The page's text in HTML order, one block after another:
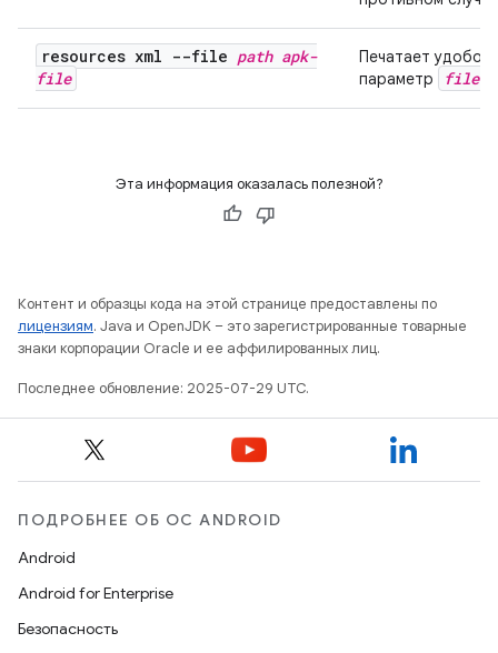
resources xml --file path apk-
file
Печатает
параметр
file
Эта информация оказалась полезной?
Контент и образцы кода на этой странице предоставлены по
лицензиям. Java и OpenJDK – это зарегистрированные товарные
знаки корпорации Oracle и ее аффилированных лиц.
Последнее обновление: 2025-07-29 UTC.
ПОДРОБНЕЕ ОБ ОС ANDROID
Android
Android for Enterprise
Безопасность